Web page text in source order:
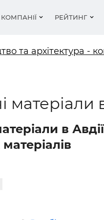
КОМПАНІЇ
Фарби,
РЕЙТИНГ
Медіа
Сипучі
цемент
та архітектура -
матеріали
в